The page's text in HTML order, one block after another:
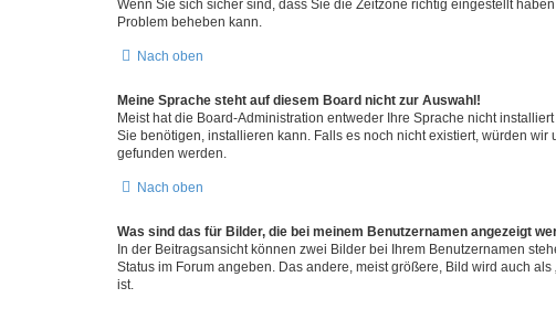
Wenn Sie sich sicher sind, dass Sie die Zeitzone richtig eingestellt
Problem beheben kann.
Nach oben
Meine Sprache steht auf diesem Board nicht zur Auswahl!
Meist hat die Board-Administration entweder Ihre Sprache nicht
Sie benötigen, installieren kann. Falls es noch nicht existiert, würden
gefunden werden.
Nach oben
Was sind das für Bilder, die bei meinem Benutzernamen angezeigt
In der Beitragsansicht können zwei Bilder bei Ihrem Benutzernamen
Status im Forum angeben. Das andere, meist größere, Bild wird auch
ist.